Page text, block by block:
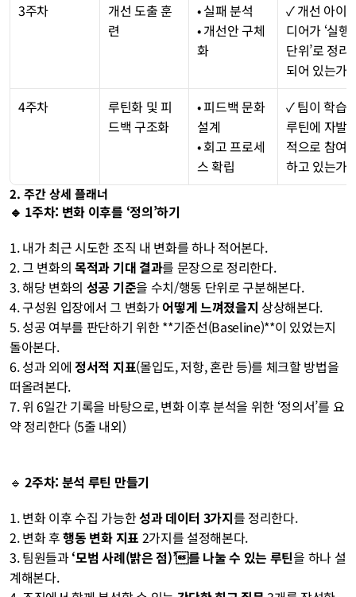
3주차
개선 도출 훈
련
• 실패 분석
• 개선안 구체
화
✓ 개선 아이
디어가 ‘실행
단위’로 정리
되어 있는가?
4주차
루틴화 및 피
드백 구조화
• 피드백 문화
설계
• 회고 프로세
스 확립
✓ 팀이 학습
루틴에 자발
적으로 참여
하고 있는가?
2. 주간 상세 플래너
🔹 1주차: 변화 이후를 ‘정의’하기
1. 내가 최근 시도한 조직 내 변화를 하나 적어본다.
2. 그 변화의 목적과 기대 결과를 문장으로 정리한다.
3. 해당 변화의 성공 기준을 수치/행동 단위로 구분해본다.
4. 구성원 입장에서 그 변화가 어떻게 느껴졌을지 상상해본다.
5. 성공 여부를 판단하기 위한 **기준선(Baseline)**이 있었는지
돌아본다.
6. 성과 외에 정서적 지표(몰입도, 저항, 혼란 등)를 체크할 방법을
떠올려본다.
7. 위 6일간 기록을 바탕으로, 변화 이후 분석을 위한 ‘정의서’를 요
약 정리한다 (5줄 내외)
🔹 2주차: 분석 루틴 만들기
1. 변화 이후 수집 가능한 성과 데이터 3가지를 정리한다.
2. 변화 후 행동 변화 지표 2가지를 설정해본다.
3. 팀원들과 ‘모범 사례(밝은 점)’를 나눌 수 있는 루틴을 하나 설
계해본다.